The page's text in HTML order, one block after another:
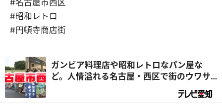
#名古屋市西区
#昭和レトロ
#円頓寺商店街
ガンビア料理店や昭和レトロなパン屋な
ど。人情溢れる名古屋・西区で街のウワサ
を大調査！（前編）｜デラメチャ気にな